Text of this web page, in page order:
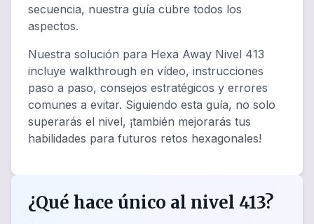
secuencia, nuestra guía cubre todos los
aspectos.
Nuestra solución para Hexa Away Nivel 413
incluye walkthrough en vídeo, instrucciones
paso a paso, consejos estratégicos y errores
comunes a evitar. Siguiendo esta guía, no solo
superarás el nivel, ¡también mejorarás tus
habilidades para futuros retos hexagonales!
¿Qué hace único al nivel 413?